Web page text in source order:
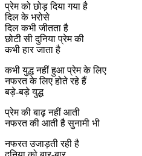
प्रेम को छोड़ दिया गया है
दिल के भरोसे
दिल कभी जीतता है
छोटी सी दुनिया प्रेम की
कभी हार जाता है
कभी युद्ध नहीं हुआ प्रेम के लिए
नफरत के लिए होते रहे हैं
बड़े-बड़े युद्ध
प्रेम की बाढ़ नहीं आती
नफरत की आती है सुनामी भी
नफरत उजाड़ती रही है